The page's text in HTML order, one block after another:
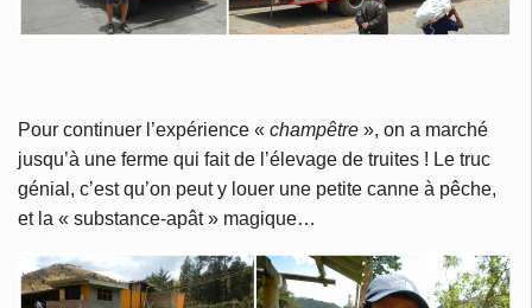
Pour continuer l’expérience « champêtre », on a marché
jusqu’à une ferme qui fait de l’élevage de truites ! Le truc
génial, c’est qu’on peut y louer une petite canne à pêche,
et la « substance-apât » magique…